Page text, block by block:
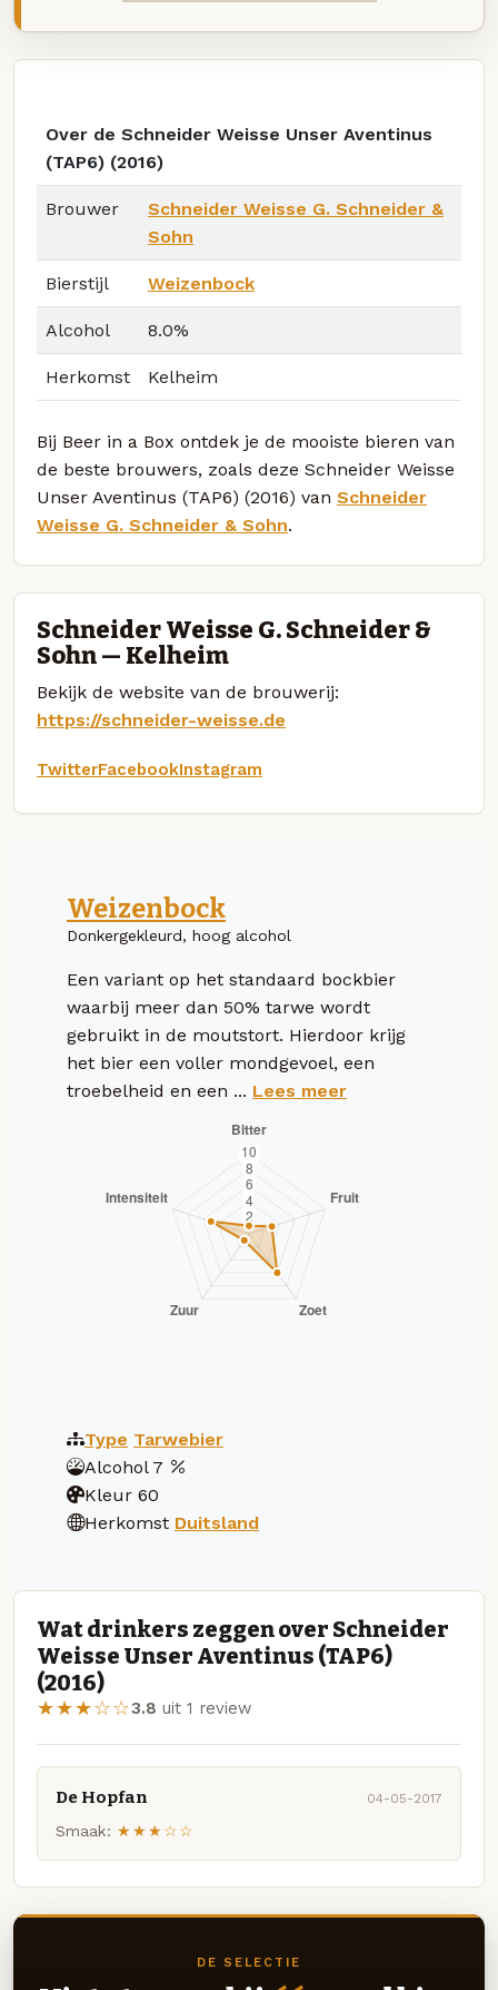
Over de Schneider Weisse Unser Aventinus
(TAP6) (2016)
Brouwer
Schneider Weisse G. Schneider &
Sohn
Bierstijl Weizenbock
Alcohol 8.0%
Herkomst Kelheim
Bij Beer in a Box ontdek je de mooiste bieren van
de beste brouwers, zoals deze Schneider Weisse
Unser Aventinus (TAP6) (2016) van Schneider
Weisse G. Schneider & Sohn.
Schneider Weisse G. Schneider &
Sohn — Kelheim
Bekijk de website van de brouwerij:
https://schneider-weisse.de
TwitterFacebookInstagram
Weizenbock
Donkergekleurd, hoog alcohol
Een variant op het standaard bockbier
waarbij meer dan 50% tarwe wordt
gebruikt in de moutstort. Hierdoor krijg
het bier een voller mondgevoel, een
troebelheid en een ... Lees meer
Type Tarwebier
Alcohol 7
Kleur 60
Herkomst Duitsland
Wat drinkers zeggen over Schneider
Weisse Unser Aventinus (TAP6)
(2016)
★★★☆☆3.8 uit 1 review
De Hopfan 04-05-2017
Smaak: ★★★☆☆
DE SELECTIE